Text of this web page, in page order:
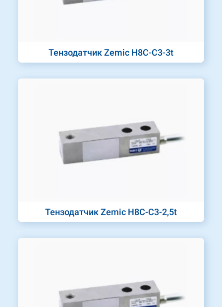
Тензодатчик Zemic H8C-C3-3t
Тензодатчик Zemic H8C-C3-2,5t